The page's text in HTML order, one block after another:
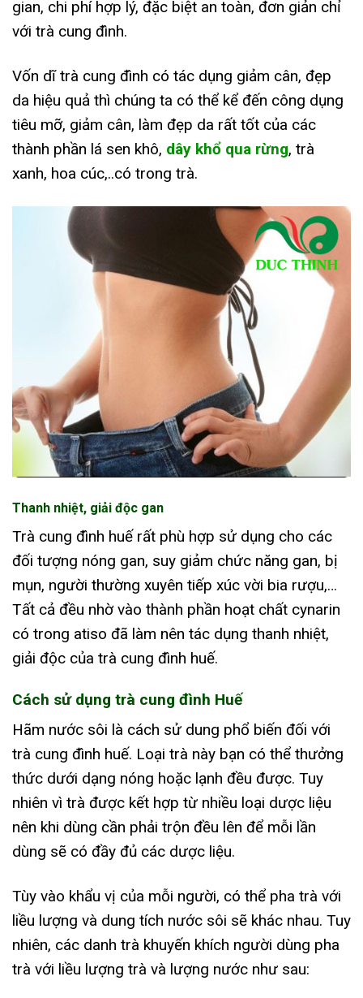
gian, chi phí hợp lý, đặc biệt an toàn, đơn giản chỉ
với trà cung đình.
Vốn dĩ trà cung đình có tác dụng giảm cân, đẹp
da hiệu quả thì chúng ta có thể kể đến công dụng
tiêu mỡ, giảm cân, làm đẹp da rất tốt của các
thành phần lá sen khô, dây khổ qua rừng, trà
xanh, hoa cúc,..có trong trà.
Thanh nhiệt, giải độc gan
Trà cung đình huế rất phù hợp sử dụng cho các
đối tượng nóng gan, suy giảm chức năng gan, bị
mụn, người thường xuyên tiếp xúc vời bia rượu,…
Tất cả đều nhờ vào thành phần hoạt chất cynarin
có trong atiso đã làm nên tác dụng thanh nhiệt,
giải độc của trà cung đình huế.
Cách sử dụng trà cung đình Huế
Hãm nước sôi là cách sử dung phổ biến đối với
trà cung đình huế. Loại trà này bạn có thể thưởng
thức dưới dạng nóng hoặc lạnh đều được. Tuy
nhiên vì trà được kết hợp từ nhiều loại dược liệu
nên khi dùng cần phải trộn đều lên để mỗi lần
dùng sẽ có đầy đủ các dược liệu.
Tùy vào khẩu vị của mỗi người, có thể pha trà với
liều lượng và dung tích nước sôi sẽ khác nhau. Tuy
nhiên, các danh trà khuyến khích người dùng pha
trà với liều lượng trà và lượng nước như sau: